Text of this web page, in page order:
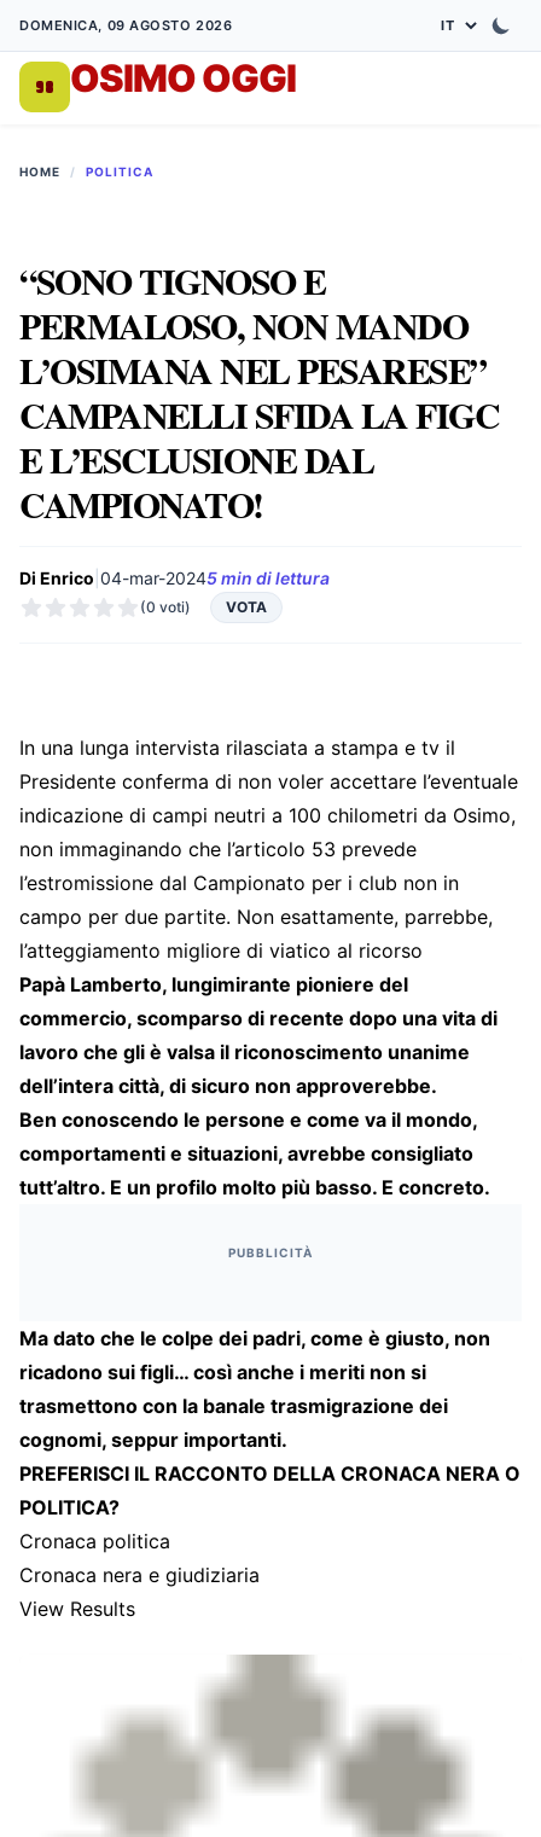
DOMENICA, 09 AGOSTO 2026
OSIMO OGGI
HOME / POLITICA
“SONO TIGNOSO E
PERMALOSO, NON MANDO
L’OSIMANA NEL PESARESE”
CAMPANELLI SFIDA LA FIGC
E L’ESCLUSIONE DAL
CAMPIONATO!
Di Enrico 04-mar-20245 min di lettura
(0 voti) VOTA
In una lunga intervista rilasciata a stampa e tv il
Presidente conferma di non voler accettare l’eventuale
indicazione di campi neutri a 100 chilometri da Osimo,
non immaginando che l’articolo 53 prevede
l’estromissione dal Campionato per i club non in
campo per due partite. Non esattamente, parrebbe,
l’atteggiamento migliore di viatico al ricorso
Papà Lamberto, lungimirante pioniere del
commercio, scomparso di recente dopo una vita di
lavoro che gli è valsa il riconoscimento unanime
dell’intera città, di sicuro non approverebbe.
Ben conoscendo le persone e come va il mondo,
comportamenti e situazioni, avrebbe consigliato
tutt’altro. E un profilo molto più basso. E concreto.
PUBBLICITÀ
Ma dato che le colpe dei padri, come è giusto, non
ricadono sui figli… così anche i meriti non si
trasmettono con la banale trasmigrazione dei
cognomi, seppur importanti.
PREFERISCI IL RACCONTO DELLA CRONACA NERA O
POLITICA?
Cronaca politica
Cronaca nera e giudiziaria
View Results